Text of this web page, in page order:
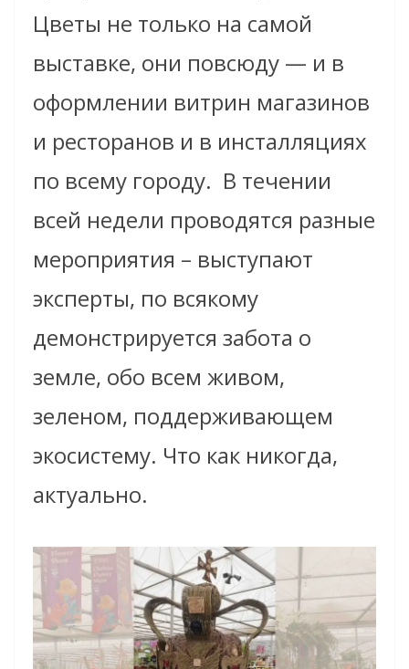
Цветы не только на самой
выставке, они повсюду — и в
оформлении витрин магазинов
и ресторанов и в инсталляциях
по всему городу. В течении
всей недели проводятся разные
мероприятия – выступают
эксперты, по всякому
демонстрируется забота о
земле, обо всем живом,
зеленом, поддерживающем
экосистему. Что как никогда,
актуально.